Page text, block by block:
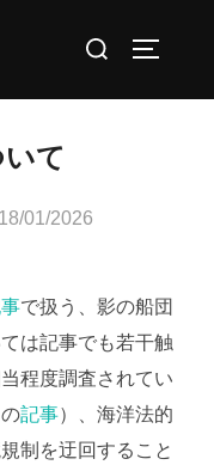
検
対
て
投
18/01/2026
で扱う、影の船団
は記事でも若干触
程度調査されてい
記事）、海洋法的
制を迂回すること